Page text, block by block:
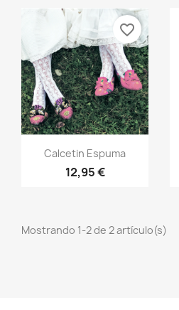
Vista rápida
Calcetin Espuma
12,95 €
favorite_border
Mostrando 1-2 de 2 artículo(s)